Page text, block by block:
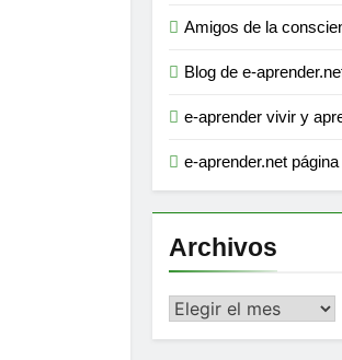
Amigos de la
Blog de e-
e-aprender vivir y
e-aprender.net
Archivos
Archivos